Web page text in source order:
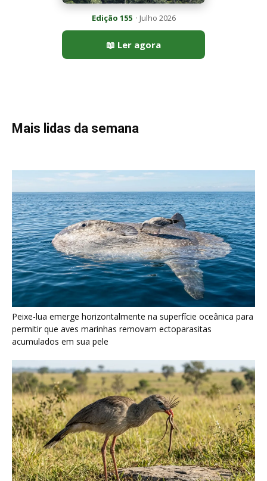
Peixe-lua emerge horizontalmente na superfície oceânica para
permitir que aves marinhas removam ectoparasitas
Seriema utiliza pernas longas e arremessa serpentes contra
rochas para subjugar presas peçonhentas nos campos